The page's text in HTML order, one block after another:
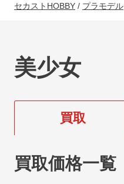
セカストHOBBY / プラモデル
美少女
買取
買取価格一覧